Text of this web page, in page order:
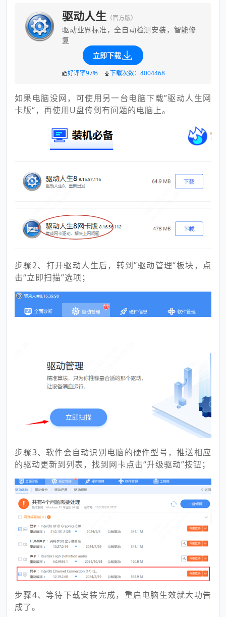
驱动人生 （官方版）
驱动业界标准，全自动检测安装，智能修
复
立即下载
好评率97% 下载次数：4004468
如果电脑没网，可使用另一台电脑下载”驱动人生网
卡版“，再使用U盘传到有问题的电脑上。
步骤2、 打开驱动人生后，转到”驱动管理“板块，点
击“立即扫描”选项；
步骤3、软件会自动识别电脑的硬件型号，推送相应
的驱动更新到列表，找到网卡点击“升级驱动”按钮；
步骤4、等待下载安装完成，重启电脑生效就大功告
成了。